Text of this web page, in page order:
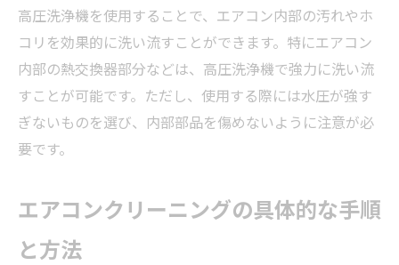
高圧洗浄機を使用することで、エアコン内部の汚れやホ
コリを効果的に洗い流すことができます。特にエアコン
内部の熱交換器部分などは、高圧洗浄機で強力に洗い流
すことが可能です。ただし、使用する際には水圧が強す
ぎないものを選び、内部部品を傷めないように注意が必
要です。
エアコンクリーニングの具体的な手順
と方法